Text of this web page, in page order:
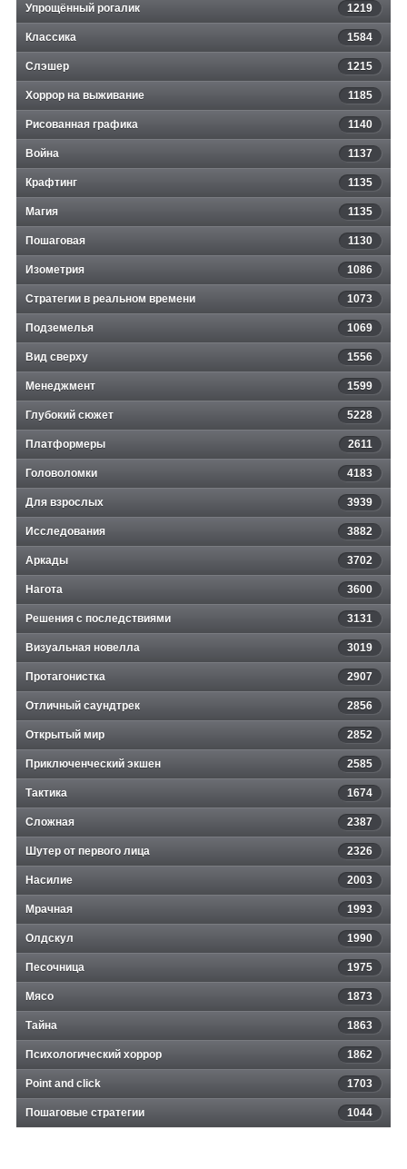
Упрощённый рогалик 1219
Классика 1584
Слэшер 1215
Хоррор на выживание 1185
Рисованная графика 1140
Война 1137
Крафтинг 1135
Магия 1135
Пошаговая 1130
Изометрия 1086
Стратегии в реальном времени 1073
Подземелья 1069
Вид сверху 1556
Менеджмент 1599
Глубокий сюжет 5228
Платформеры 2611
Головоломки 4183
Для взрослых 3939
Исследования 3882
Аркады 3702
Нагота 3600
Решения с последствиями 3131
Визуальная новелла 3019
Протагонистка 2907
Отличный саундтрек 2856
Открытый мир 2852
Приключенческий экшен 2585
Тактика 1674
Сложная 2387
Шутер от первого лица 2326
Насилие 2003
Мрачная 1993
Олдскул 1990
Песочница 1975
Мясо 1873
Тайна 1863
Психологический хоррор 1862
Point and click 1703
Пошаговые стратегии 1044